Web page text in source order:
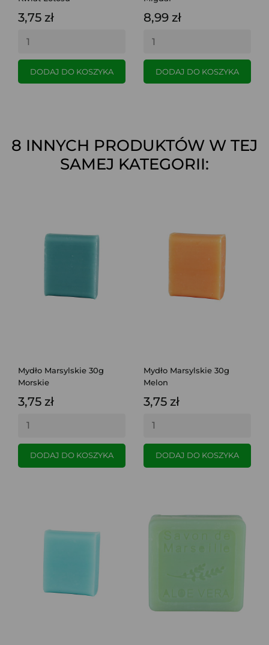
3,75 zł
DODAJ DO KOSZYKA
8,99 zł
DODAJ DO KOSZYKA
8 INNYCH PRODUKTÓW W TEJ
SAMEJ KATEGORII:
Mydło Marsylskie 30g
Morskie
3,75 zł
DODAJ DO KOSZYKA
Mydło Marsylskie 30g
Melon
3,75 zł
DODAJ DO KOSZYKA